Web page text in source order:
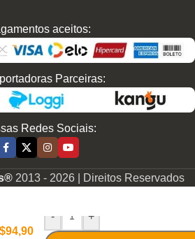
aceitos:
Parceiras:
Redes Sociais:
2013 - 2026 | Direitos Reservados
94,90
- +